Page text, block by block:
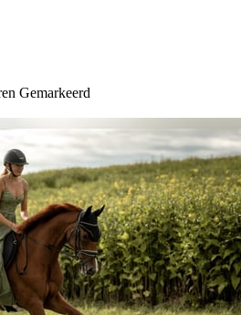
Gemarkeerd